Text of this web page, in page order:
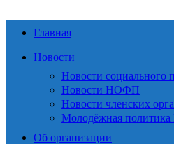
Главная
Новости
Новости социального
Новости НОФП
Новости членских
Молодёжная
Об организации